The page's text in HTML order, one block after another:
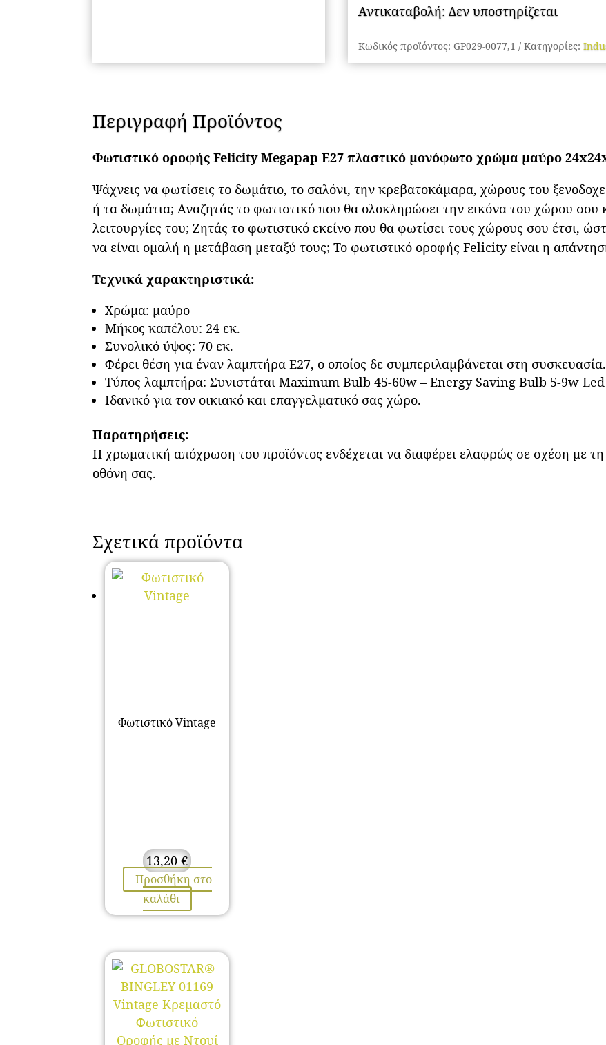
E27
πλαστικό
μονόφωτο
χρώμα
Αντικαταβολή: Δεν υποστηρίζεται
Κωδικός προϊόντος: GP029-0077,1 Κατηγορίες:
Περιγραφή Προϊόντος
Φωτιστικό οροφής Felicity Megapap E27 πλαστικό μονόφωτο χρώμα μαύρο
Ψάχνεις να φωτίσεις το δωμάτιο, το σαλόνι, την κρεβατοκάμαρα, χώρους του
ή τα δωμάτια; Αναζητάς το φωτιστικό που θα ολοκληρώσει την εικόνα του χώρου σου
λειτουργίες του; Ζητάς το φωτιστικό εκείνο που θα φωτίσει τους χώρους σου έτσι,
να είναι ομαλή η μετάβαση μεταξύ τους; Το φωτιστικό οροφής Felicity είναι η
Τεχνικά χαρακτηριστικά:
Χρώμα: μαύρο
Μήκος καπέλου: 24 εκ.
Συνολικό ύψος: 70 εκ.
Φέρει θέση για έναν λαμπτήρα Ε27, ο οποίος δε συμπεριλαμβάνεται στη συσκευασία.
Τύπος λαμπτήρα: Συνιστάται Maximum Bulb 45-60w – Energy Saving Bulb 5-9w
Ιδανικό για τον οικιακό και επαγγελματικό σας χώρο.
Παρατηρήσεις:
Η χρωματική απόχρωση του προϊόντος ενδέχεται να διαφέρει ελαφρώς σε σχέση με
οθόνη σας.
Σχετικά προϊόντα
Φωτιστικό Vintage
13,20 €
Προσθήκη στο
καλάθι